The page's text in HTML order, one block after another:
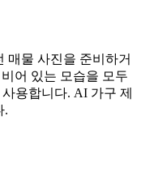
매물 사진을 준비하거
어 있는 모습을 모두
용합니다. AI 가구 제
.